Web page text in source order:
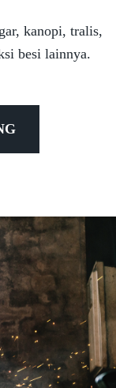
kanopi, tralis,
besi lainnya.